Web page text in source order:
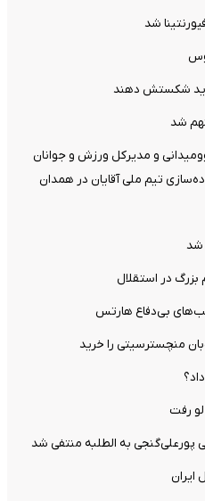
شد
شکستش دهند
شد
و مدیرکل ورزش و جوانان
تیم ملی آقایان در همدان
شد
در استقلال
منچسترسیتی را خرید
رفت
پورعلی‌گنجی به الطلبه منتفی شد
ایران